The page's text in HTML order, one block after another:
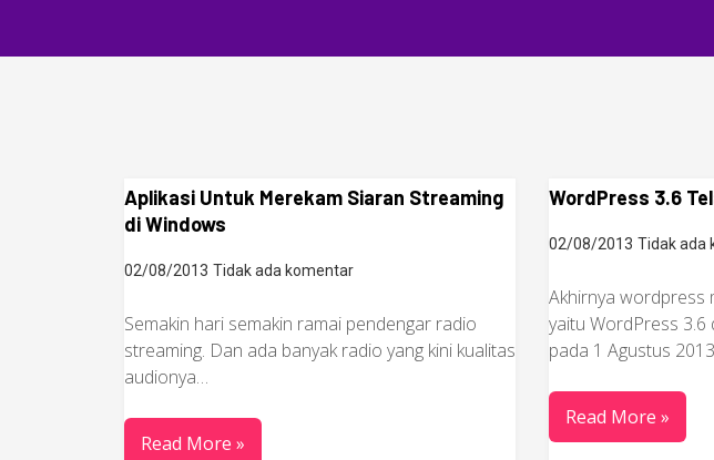
Aplikasi Untuk Merekam Siaran Streaming
di Windows
02/08/2013 Tidak ada komentar
Semakin hari semakin ramai pendengar radio
streaming. Dan ada banyak radio yang kini kualitas
audionya…
Read More »
WordPress 3.6
02/08/2013 Tidak ada
Akhirnya wordpress
yaitu WordPress
pada 1 Agustus
Read More »